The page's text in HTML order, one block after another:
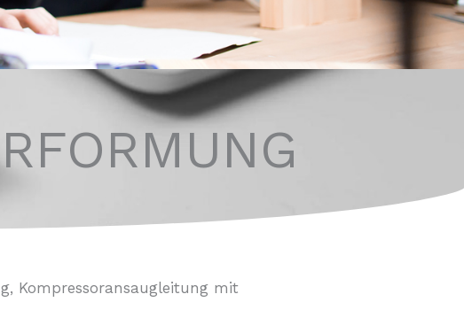
Kompressoransaugleitung mit